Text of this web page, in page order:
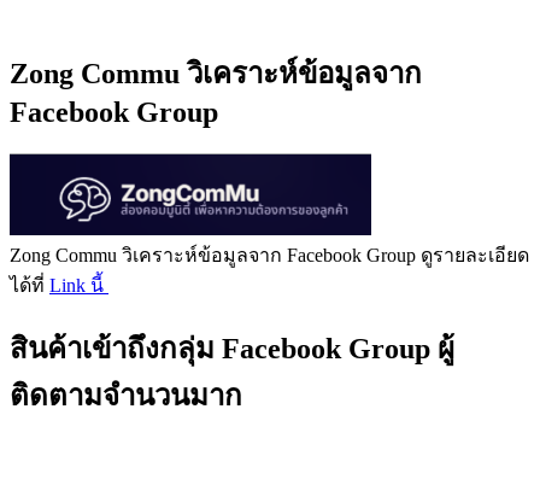
Zong Commu วิเคราะห์ข้อมูลจาก
Facebook Group
Zong Commu วิเคราะห์ข้อมูลจาก Facebook Group ดูรายละเอียด
ได้ที่ Link นี้
สินค้าเข้าถึงกลุ่ม Facebook Group ผู้
ติดตามจำนวนมาก